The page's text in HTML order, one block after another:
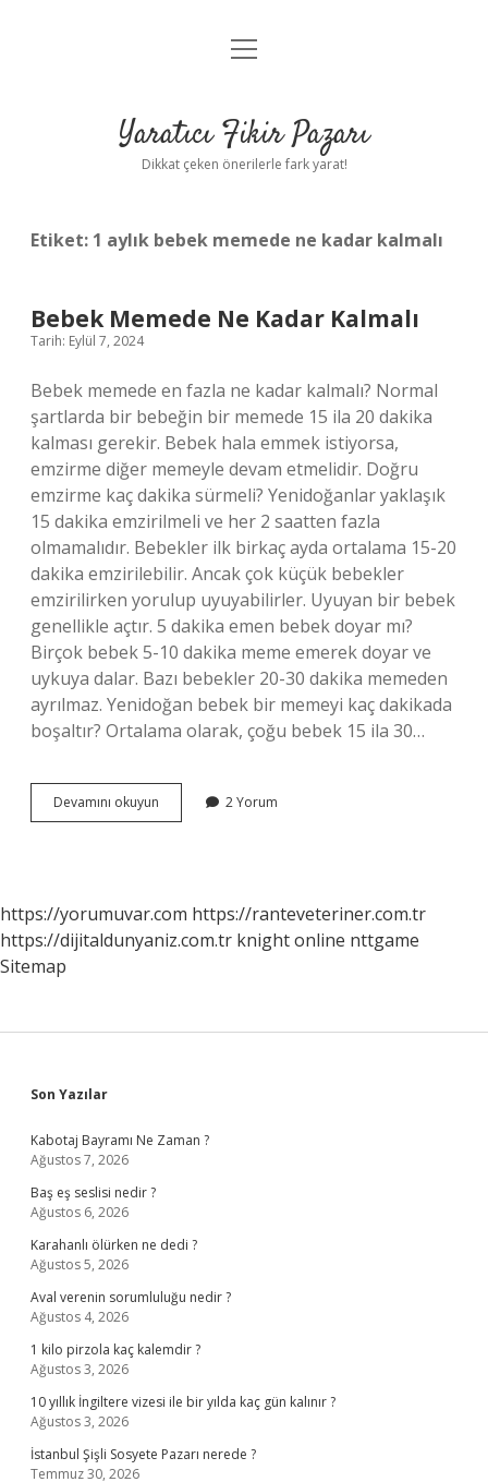
Anasayfa
Yasal Uyarı
menüyü
Yaratıcı Fikir Pazarı
Dikkat çeken önerilerle fark yarat!
Etiket: 1 aylık bebek memede ne kadar kalmalı
Bebek Memede Ne Kadar Kalmalı
Tarih: Eylül 7, 2024
Bebek memede en fazla ne kadar kalmalı? Normal
şartlarda bir bebeğin bir memede 15 ila 20 dakika
kalması gerekir. Bebek hala emmek istiyorsa,
emzirme diğer memeyle devam etmelidir. Doğru
emzirme kaç dakika sürmeli? Yenidoğanlar yaklaşık
15 dakika emzirilmeli ve her 2 saatten fazla
olmamalıdır. Bebekler ilk birkaç ayda ortalama 15-20
dakika emzirilebilir. Ancak çok küçük bebekler
emzirilirken yorulup uyuyabilirler. Uyuyan bir bebek
genellikle açtır. 5 dakika emen bebek doyar mı?
Birçok bebek 5-10 dakika meme emerek doyar ve
uykuya dalar. Bazı bebekler 20-30 dakika memeden
ayrılmaz. Yenidoğan bebek bir memeyi kaç dakikada
boşaltır? Ortalama olarak, çoğu bebek 15 ila 30…
Devamını okuyun
Memede
2 Yorum
https://yorumuvar.com https://ranteveteriner.com.tr
https://dijitaldunyaniz.com.tr knight online nttgame
Sitemap
Sidebar
Son Yazılar
Kabotaj Bayramı Ne Zaman ?
Ağustos 7, 2026
Baş eş seslisi nedir ?
Ağustos 6, 2026
Karahanlı ölürken ne dedi ?
Ağustos 5, 2026
Aval verenin sorumluluğu nedir ?
Ağustos 4, 2026
1 kilo pirzola kaç kalemdir ?
Ağustos 3, 2026
10 yıllık İngiltere vizesi ile bir yılda kaç gün kalınır ?
Ağustos 3, 2026
İstanbul Şişli Sosyete Pazarı nerede ?
Temmuz 30, 2026